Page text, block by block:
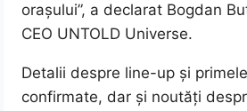
orașului”, a declarat Bogdan
CEO UNTOLD Universe.
Detalii despre line-up și
confirmate, dar și noutăți